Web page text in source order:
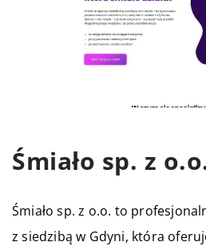
Śmiało sp. z
Śmiało sp. z o.o. to
z siedzibą w Gdyni, która